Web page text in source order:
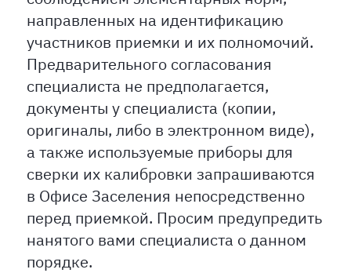
направленных на идентификацию
участников приемки и их полномочий.
Предварительного согласования
специалиста не предполагается,
документы у специалиста (копии,
оригиналы, либо в электронном виде),
а также используемые приборы для
сверки их калибровки запрашиваются
в Офисе Заселения непосредственно
перед приемкой. Просим предупредить
нанятого вами специалиста о данном
порядке.